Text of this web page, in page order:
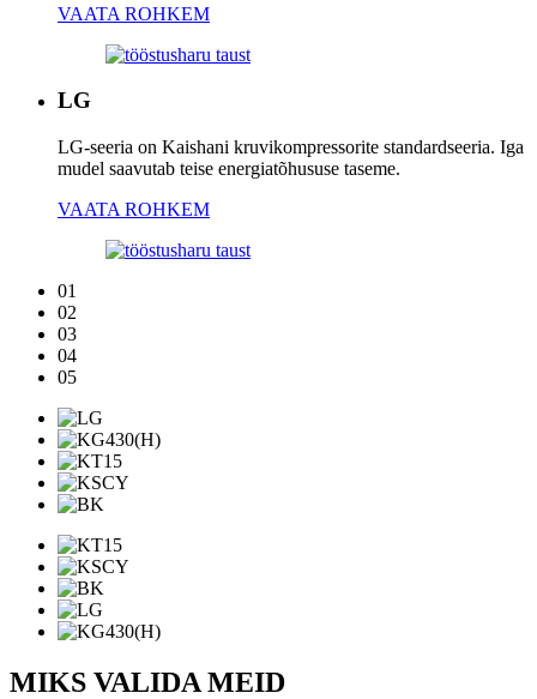
VAATA ROHKEM
LG
LG-seeria on Kaishani kruvikompressorite standardseeria. Iga
mudel saavutab teise energiatõhususe taseme.
VAATA ROHKEM
01
02
03
04
05
MIKS VALIDA MEID